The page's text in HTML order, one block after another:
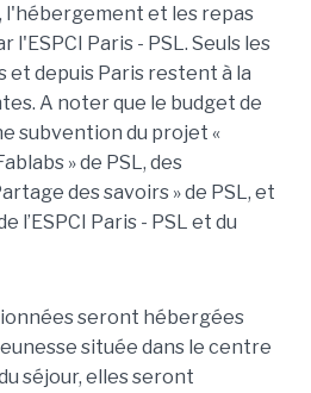
l'hébergement et les repas
l'ESPCI Paris - PSL. Seuls les
depuis Paris restent à la
A noter que le budget de
subvention du projet «
» de PSL, des
des savoirs » de PSL, et
l’ESPCI Paris - PSL et du
seront hébergées
située dans le centre
séjour, elles seront